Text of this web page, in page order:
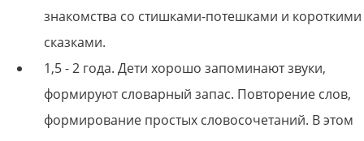
знакомства со стишками-потешками и короткими
сказками.
1,5 - 2 года. Дети хорошо запоминают звуки,
формируют словарный запас. Повторение слов,
формирование простых словосочетаний. В этом